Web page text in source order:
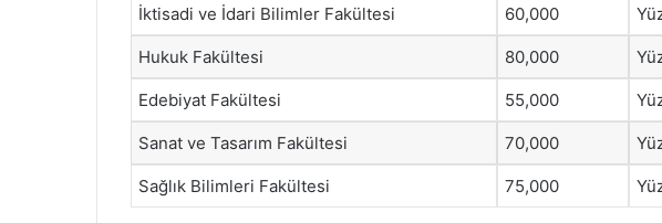
İktisadi ve İdari Bilimler Fakültesi 60,000
Hukuk Fakültesi 80,000
Edebiyat Fakültesi 55,000
Sanat ve Tasarım Fakültesi 70,000
Sağlık Bilimleri Fakültesi 75,000